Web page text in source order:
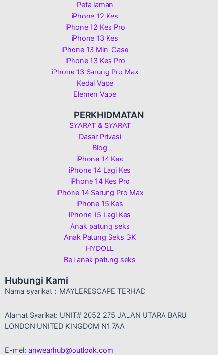
Peta laman
iPhone 12 Kes
iPhone 12 Kes Pro
iPhone 13 Kes
iPhone 13 Mini Case
iPhone 13 Kes Pro
iPhone 13 Sarung Pro Max
Kedai Vape
Elemen Vape
PERKHIDMATAN
SYARAT & SYARAT
Dasar Privasi
Blog
iPhone 14 Kes
iPhone 14 Lagi Kes
iPhone 14 Kes Pro
iPhone 14 Sarung Pro Max
iPhone 15 Kes
iPhone 15 Lagi Kes
Anak patung seks
Anak Patung Seks GK
HYDOLL
Beli anak patung seks
Hubungi Kami
Nama syarikat：MAYLERESCAPE TERHAD
Alamat Syarikat: UNIT# 2052 275 JALAN UTARA BARU
LONDON UNITED KINGDOM N1 7AA
E-mel: anwearhub@outlook.com